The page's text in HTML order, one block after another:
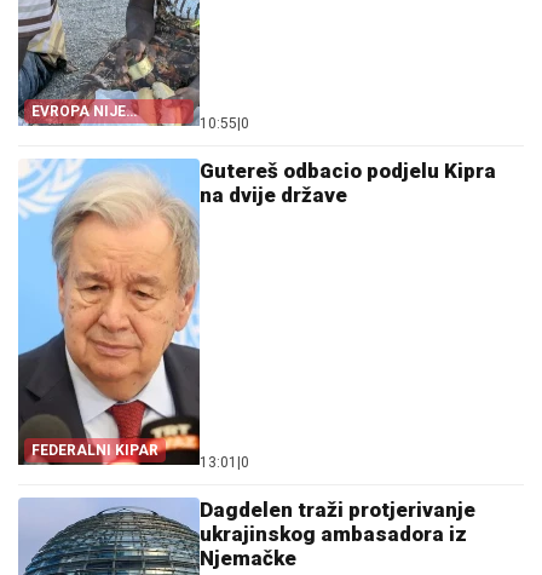
EVROPA NIJE
POMOGLA ŠPANIJI
10:55 0
FEDERALNI KIPAR
Gutereš odbacio podjelu Kipra
na dvije države
13:01 0
Dagdelen traži protjerivanje
ukrajinskog ambasadora iz
Njemačke